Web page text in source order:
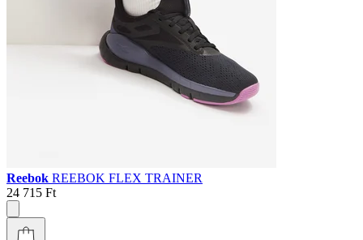
Reebok REEBOK FLEX TRAINER
24 715 Ft